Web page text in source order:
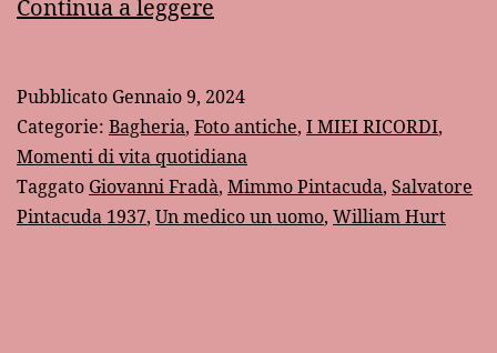
Continua a leggere
un
grande
uomo
Pubblicato Gennaio 9, 2024
Categorie: Bagheria, Foto antiche, I MIEI RICORDI,
Momenti di vita quotidiana
Taggato Giovanni Fradà, Mimmo Pintacuda, Salvatore
Pintacuda 1937, Un medico un uomo, William Hurt